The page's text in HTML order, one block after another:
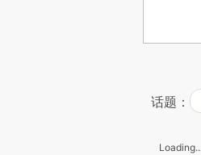
话题：